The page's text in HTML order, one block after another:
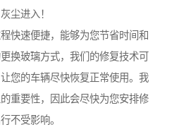
尘进入！
快速便捷，能够为您节省时间和
换玻璃方式，我们的修复技术可
您的车辆尽快恢复正常使用。我
重要性，因此会尽快为您安排修
不受影响。